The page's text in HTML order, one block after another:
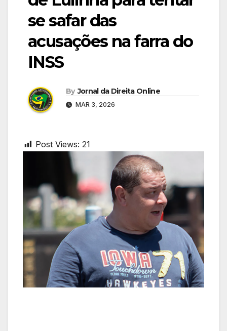
se safar das
acusações na farra do
INSS
By Jornal da Direita Online
MAR 3, 2026
Post Views: 21